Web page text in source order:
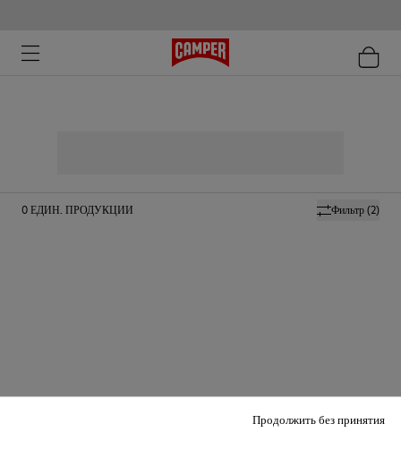
Продолжить без принятия
Фильтр(2)
0ЕДИН. ПРОДУКЦИИ